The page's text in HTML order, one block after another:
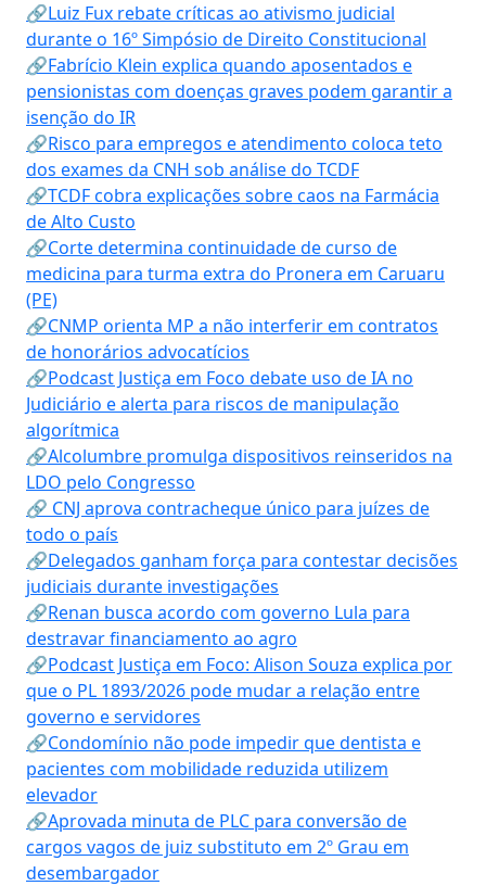
🔗Luiz Fux rebate críticas ao ativismo judicial
durante o 16º Simpósio de Direito Constitucional
🔗Fabrício Klein explica quando aposentados e
pensionistas com doenças graves podem garantir a
isenção do IR
🔗Risco para empregos e atendimento coloca teto
dos exames da CNH sob análise do TCDF
🔗TCDF cobra explicações sobre caos na Farmácia
de Alto Custo
🔗Corte determina continuidade de curso de
medicina para turma extra do Pronera em Caruaru
(PE)
🔗CNMP orienta MP a não interferir em contratos
de honorários advocatícios
🔗Podcast Justiça em Foco debate uso de IA no
Judiciário e alerta para riscos de manipulação
algorítmica
🔗Alcolumbre promulga dispositivos reinseridos na
LDO pelo Congresso
🔗 CNJ aprova contracheque único para juízes de
todo o país
🔗Delegados ganham força para contestar decisões
judiciais durante investigações
🔗Renan busca acordo com governo Lula para
destravar financiamento ao agro
🔗Podcast Justiça em Foco: Alison Souza explica por
que o PL 1893/2026 pode mudar a relação entre
governo e servidores
🔗Condomínio não pode impedir que dentista e
pacientes com mobilidade reduzida utilizem
elevador
🔗Aprovada minuta de PLC para conversão de
cargos vagos de juiz substituto em 2º Grau em
desembargador